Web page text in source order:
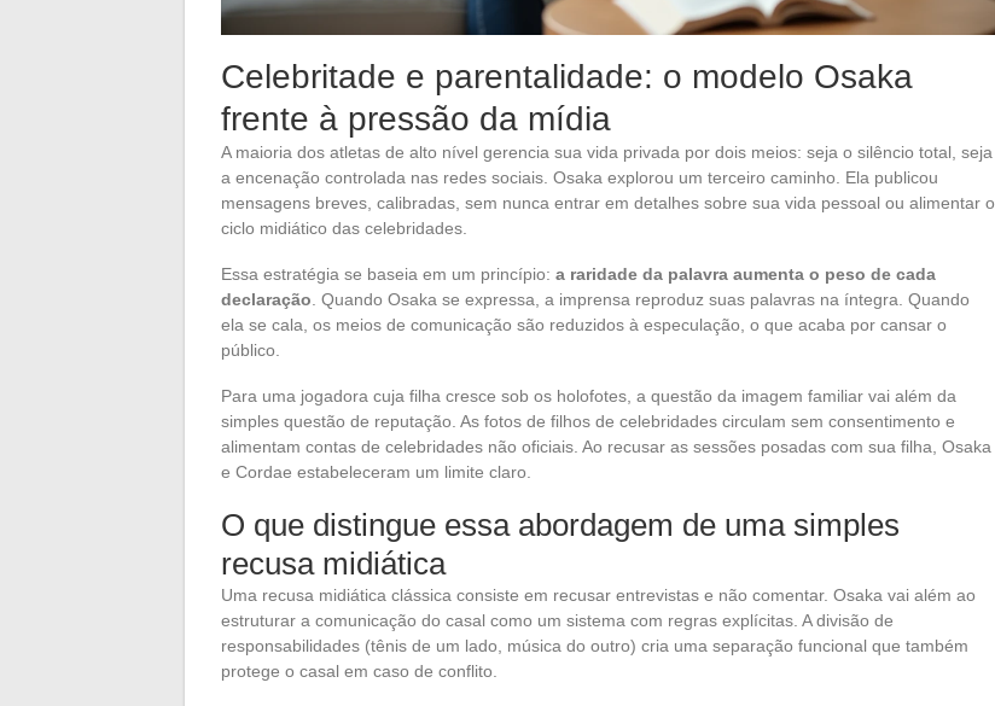
Celebritade e parentalidade: o modelo Osaka
frente à pressão da mídia
A maioria dos atletas de alto nível gerencia sua vida privada por dois meios: seja o silêncio total, seja
a encenação controlada nas redes sociais. Osaka explorou um terceiro caminho. Ela publicou
mensagens breves, calibradas, sem nunca entrar em detalhes sobre sua vida pessoal ou alimentar o
ciclo midiático das celebridades.
Essa estratégia se baseia em um princípio: a raridade da palavra aumenta o peso de cada
declaração. Quando Osaka se expressa, a imprensa reproduz suas palavras na íntegra. Quando
ela se cala, os meios de comunicação são reduzidos à especulação, o que acaba por cansar o
público.
Para uma jogadora cuja filha cresce sob os holofotes, a questão da imagem familiar vai além da
simples questão de reputação. As fotos de filhos de celebridades circulam sem consentimento e
alimentam contas de celebridades não oficiais. Ao recusar as sessões posadas com sua filha, Osaka
e Cordae estabeleceram um limite claro.
O que distingue essa abordagem de uma simples
recusa midiática
Uma recusa midiática clássica consiste em recusar entrevistas e não comentar. Osaka vai além ao
estruturar a comunicação do casal como um sistema com regras explícitas. A divisão de
responsabilidades (tênis de um lado, música do outro) cria uma separação funcional que também
protege o casal em caso de conflito.